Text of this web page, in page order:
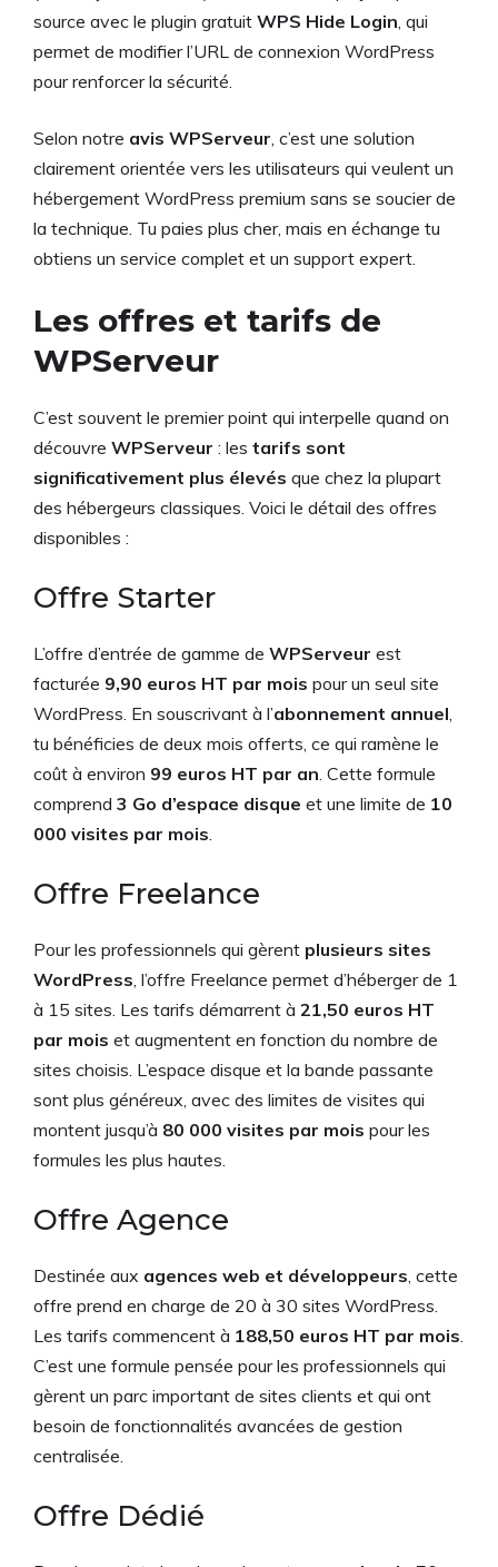
source avec le plugin gratuit WPS Hide Login , qui
permet de modifier l’URL de connexion WordPress
pour renforcer la sécurité.
Selon notre avis WPServeur , c’est une solution
clairement orientée vers les utilisateurs qui veulent un
hébergement WordPress premium sans se soucier de
la technique. Tu paies plus cher, mais en échange tu
obtiens un service complet et un support expert.
Les offres et tarifs de
WPServeur
C’est souvent le premier point qui interpelle quand on
découvre WPServeur : les tarifs sont
significativement plus élevés que chez la plupart
des hébergeurs classiques. Voici le détail des offres
disponibles :
Offre Starter
L’offre d’entrée de gamme de WPServeur est
facturée 9,90 euros HT par mois pour un seul site
WordPress. En souscrivant à l’abonnement annuel
tu bénéficies de deux mois offerts, ce qui ramène le
coût à environ 99 euros HT par an . Cette formule
comprend 3 Go d’espace disque et une limite de 10
000 visites par mois
Offre Freelance
Pour les professionnels qui gèrent plusieurs sites
WordPress , l’offre Freelance permet d’héberger de 1
à 15 sites. Les tarifs démarrent à 21,50 euros HT
par mois et augmentent en fonction du nombre de
sites choisis. L’espace disque et la bande passante
sont plus généreux, avec des limites de visites qui
montent jusqu’à 80 000 visites par mois pour les
formules les plus hautes.
Offre Agence
Destinée aux agences web et développeurs , cette
offre prend en charge de 20 à 30 sites WordPress.
Les tarifs commencent à 188,50 euros HT par mois
C’est une formule pensée pour les professionnels qui
gèrent un parc important de sites clients et qui ont
besoin de fonctionnalités avancées de gestion
centralisée.
Offre Dédié